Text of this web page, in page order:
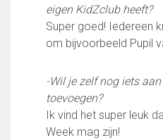
eigen KidZclub heeft?
Super goed! Iedereen
om bijvoorbeeld Pupil
-Wil je zelf nog iets
toevoegen?
Ik vind het super leuk
Week mag zijn!